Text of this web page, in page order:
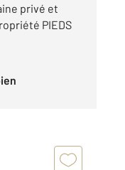
privé et
PIEDS